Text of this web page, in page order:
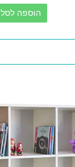
הוספה לסל